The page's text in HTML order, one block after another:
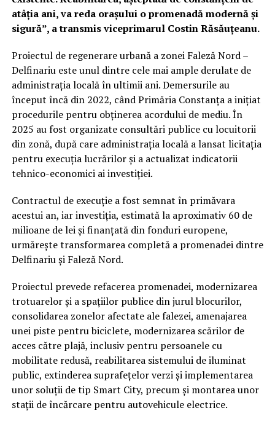
atâția ani, va reda orașului o promenadă modernă și
sigură”, a transmis viceprimarul Costin Răsăuțeanu.
Proiectul de regenerare urbană a zonei Faleză Nord –
Delfinariu este unul dintre cele mai ample derulate de
administrația locală în ultimii ani. Demersurile au
început încă din 2022, când Primăria Constanța a inițiat
procedurile pentru obținerea acordului de mediu. În
2025 au fost organizate consultări publice cu locuitorii
din zonă, după care administrația locală a lansat licitația
pentru execuția lucrărilor și a actualizat indicatorii
tehnico-economici ai investiției.
Contractul de execuție a fost semnat în primăvara
acestui an, iar investiția, estimată la aproximativ 60 de
milioane de lei și finanțată din fonduri europene,
urmărește transformarea completă a promenadei dintre
Delfinariu și Faleză Nord.
Proiectul prevede refacerea promenadei, modernizarea
trotuarelor și a spațiilor publice din jurul blocurilor,
consolidarea zonelor afectate ale falezei, amenajarea
unei piste pentru biciclete, modernizarea scărilor de
acces către plajă, inclusiv pentru persoanele cu
mobilitate redusă, reabilitarea sistemului de iluminat
public, extinderea suprafețelor verzi și implementarea
unor soluții de tip Smart City, precum și montarea unor
stații de încărcare pentru autovehicule electrice.